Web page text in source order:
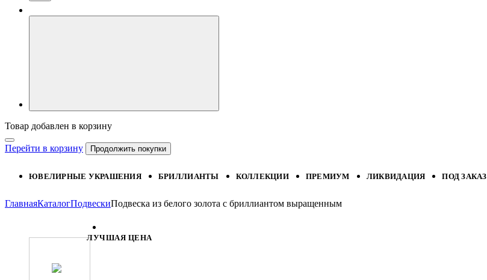
Товар добавлен в корзину
Перейти в корзину Продолжить покупки
ЮВЕЛИРНЫЕ УКРАШЕНИЯ БРИЛЛИАНТЫ КОЛЛЕКЦИИ ПРЕМИУМ ЛИКВИДАЦИЯ ПОД ЗАКАЗ
ГлавнаяКаталогПодвескиПодвеска из белого золота с бриллиантом выращенным
ЛУЧШАЯ ЦЕНА